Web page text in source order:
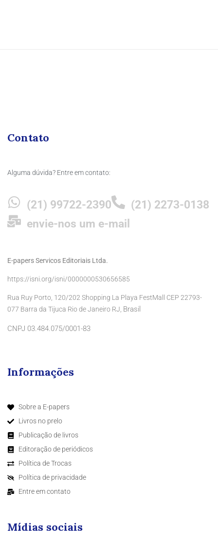
Contato
Alguma dúvida? Entre em contato:
(21) 99722-2390
(21) 2273-0138
envie-nos um e-mail
E-papers Servicos Editoriais Ltda.
https://isni.org/isni/0000000530656585
Rua Ruy Porto, 120/202 Shopping La Playa FestMall CEP 22793-
077 Barra da Tijuca Rio de Janeiro RJ, Brasil
CNPJ 03.484.075/0001-83
Informações
Sobre a E-papers
Livros no prelo
Publicação de livros
Editoração de periódicos
Política de Trocas
Política de privacidade
Entre em contato
Mídias sociais